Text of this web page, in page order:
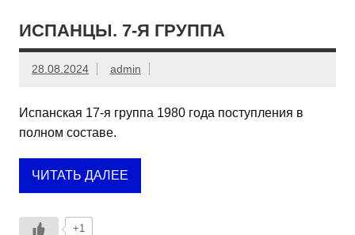
ИСПАНЦЫ. 7-Я ГРУППА
28.08.2024 admin
Испанская 17-я группа 1980 года поступления в
полном составе.
ЧИТАТЬ ДАЛЕЕ
+1